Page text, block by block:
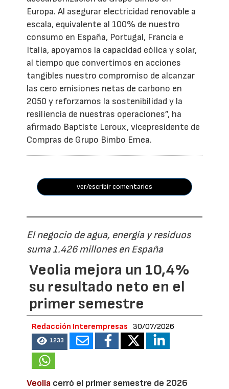
Europa. Al asegurar electricidad renovable a
escala, equivalente al 100% de nuestro
consumo en España, Portugal, Francia e
Italia, apoyamos la capacidad eólica y solar,
al tiempo que convertimos en acciones
tangibles nuestro compromiso de alcanzar
las cero emisiones netas de carbono en
2050 y reforzamos la sostenibilidad y la
resiliencia de nuestras operaciones”, ha
afirmado Baptiste Leroux, vicepresidente de
Compras de Grupo Bimbo Emea.
ver/escribir comentarios
El negocio de agua, energía y residuos
suma 1.426 millones en España
Veolia mejora un 10,4%
su resultado neto en el
primer semestre
Redacción Interempresas 30/07/2026
1233
Veolia cerró el primer semestre de 2026